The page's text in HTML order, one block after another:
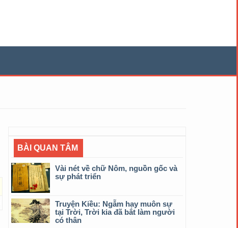
BÀI QUAN TÂM
Vài nét về chữ Nôm, nguồn gốc và
sự phát triển
Truyện Kiều: Ngẫm hay muôn sự
tại Trời, Trời kia đã bắt làm người
có thân